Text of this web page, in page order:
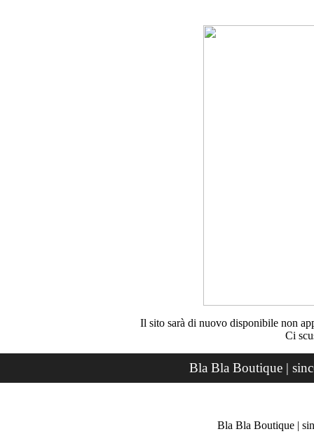
Il sito sarà di nuovo disponibile non
Ci
Bla Bla Boutique |
Bla Bla Boutique |